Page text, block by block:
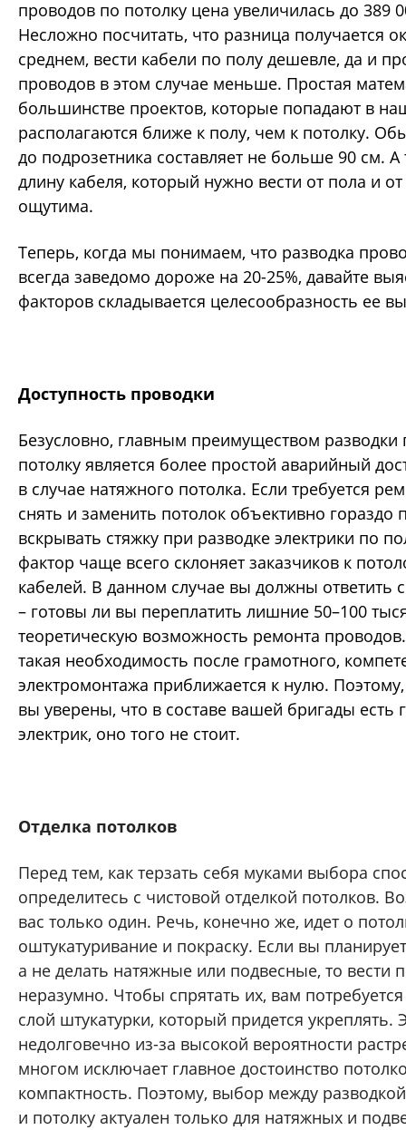
проводов по потолку цена увеличилась до 389
Несложно посчитать, что разница получается
среднем, вести кабели по полу дешевле, да и
проводов в этом случае меньше. Простая
большинстве проектов, которые попадают в
располагаются ближе к полу, чем к потолку.
до подрозетника составляет не больше 90 см. А
длину кабеля, который нужно вести от пола и
ощутима.
Теперь, когда мы понимаем, что разводка
всегда заведомо дороже на 20-25%, давайте
факторов складывается целесообразность ее
Доступность проводки
Безусловно, главным преимуществом разводки
потолку является более простой аварийный
в случае натяжного потолка. Если требуется
снять и заменить потолок объективно
вскрывать стяжку при разводке электрики по
фактор чаще всего склоняет заказчиков к
кабелей. В данном случае вы должны ответить
– готовы ли вы переплатить лишние 50–100
теоретическую возможность ремонта
такая необходимость после грамотного,
электромонтажа приближается к нулю.
вы уверены, что в составе вашей бригады есть
электрик, оно того не стоит.
Отделка потолков
Перед тем, как терзать себя муками выбора
определитесь с чистовой отделкой потолков.
вас только один. Речь, конечно же, идет о
оштукатуривание и покраску. Если вы
а не делать натяжные или подвесные, то вести
неразумно. Чтобы спрятать их, вам
слой штукатурки, который придется укреплять.
недолговечно из-за высокой вероятности
многом исключает главное достоинство
компактность. Поэтому, выбор между
и потолку актуален только для натяжных и